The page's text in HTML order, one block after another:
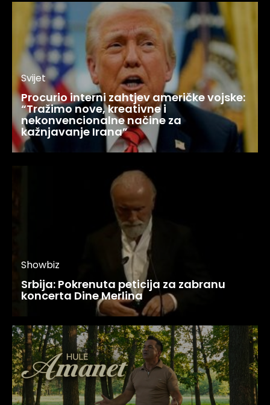
Svijet
Procurio interni zahtjev američke vojske:
“Tražimo nove, kreativne i
nekonvencionalne načine za
kažnjavanje Irana”
Showbiz
Srbija: Pokrenuta peticija za zabranu
koncerta Dine Merlina